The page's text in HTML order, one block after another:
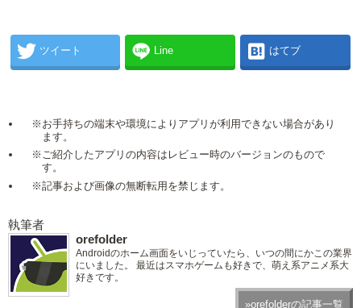
ツイート Line はてブ
※お手持ちの端末や環境によりアプリが利用できない場合があり
ます。
※ご紹介したアプリの内容はレビュー時のバージョンのもので
す。
※記事および画像の無断転用を禁じます。
執筆者
orefolder
Androidのホーム画面をいじっていたら、いつの間にかこの業界
にいました。 最近はスマホゲームも好きで、萌え系アニメ系大
好きです。
»orefolderの記事一覧